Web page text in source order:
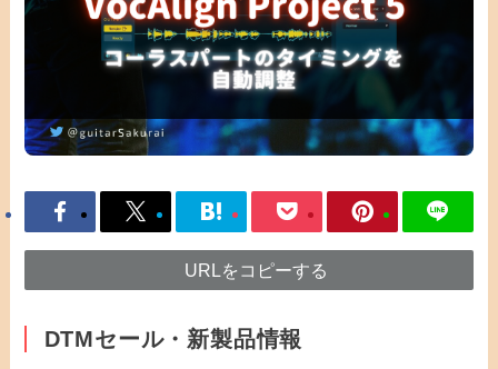
URLをコピーする
DTMセール・新製品情報